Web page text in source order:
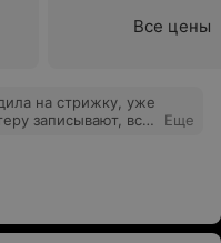
Все цены
на стрижку, уже
записывают, все
лет и
у Анастасии,
рецепшен,
нужно
платить
Еще